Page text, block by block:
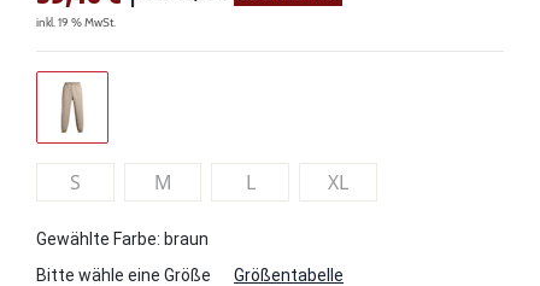
inkl. 19 % MwSt.
S M L XL
Gewählte Farbe: braun
Bitte wähle eine Größe
Größentabelle